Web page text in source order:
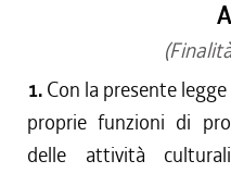
1. Con la presente
proprie funzioni di
delle attività